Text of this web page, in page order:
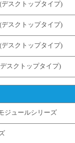
スクトップタイプ)
スクトップタイプ)
スクトップタイプ)
スクトップタイプ)
ジュールシリーズ